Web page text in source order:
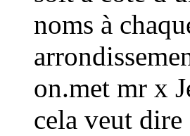
noms à
on.met mr x
cela veut